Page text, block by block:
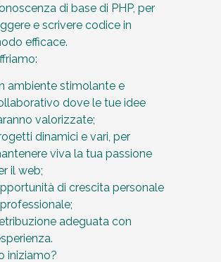
di base di PHP, per
e scrivere codice in
efficace.
ambiente stimolante e
dove le tue idee
valorizzate;
dinamici e vari, per
viva la tua passione
il web;
di crescita personale
adeguata con
iniziamo?